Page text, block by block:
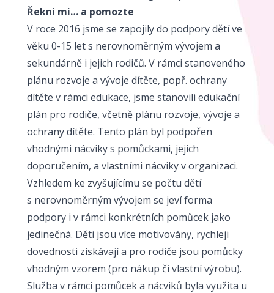
Řekni mi… a pomozte
V roce 2016 jsme se zapojily do podpory dětí ve
věku 0-15 let s nerovnoměrným vývojem a
sekundárně i jejich rodičů. V rámci stanoveného
plánu rozvoje a vývoje dítěte, popř. ochrany
dítěte v rámci edukace, jsme stanovili edukační
plán pro rodiče, včetně plánu rozvoje, vývoje a
ochrany dítěte. Tento plán byl podpořen
vhodnými nácviky s pomůckami, jejich
doporučením, a vlastními nácviky v organizaci.
Vzhledem ke zvyšujícímu se počtu dětí
s nerovnoměrným vývojem se jeví forma
podpory i v rámci konkrétních pomůcek jako
jedinečná. Děti jsou více motivovány, rychleji
dovednosti získávají a pro rodiče jsou pomůcky
vhodným vzorem (pro nákup či vlastní výrobu).
Služba v rámci pomůcek a nácviků byla využita u